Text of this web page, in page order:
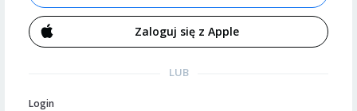
Zaloguj się z Apple
LUB
Login